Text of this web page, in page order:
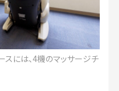
スには、4機のマッサージチ